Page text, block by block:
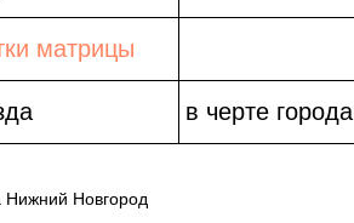
матрицы
в черте города
Нижний Новгород